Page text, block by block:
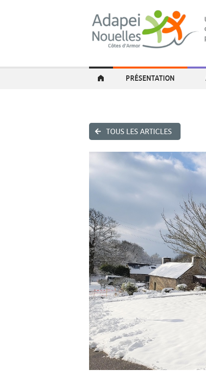
PRÉSENTATION
TOUS LES ARTICLES